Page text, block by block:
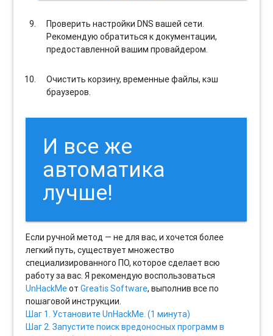
Проверить настройки DNS вашей сети.
Рекомендую обратиться к документации,
предоставленной вашим провайдером.
Очистить корзину, временные файлы, кэш
браузеров.
И все же
автоматика
лучше!
Если ручной метод — не для вас, и хочется более
легкий путь, существует множество
специализированного ПО, которое сделает всю
работу за вас. Я рекомендую воспользоваться
UnHackMeотGreatis Software, выполнив все по
пошаговой инструкции.
Шаг 1. Установите UnHackMe. (1 минута)
Шаг 2. Запустите поиск вредоносных программ в